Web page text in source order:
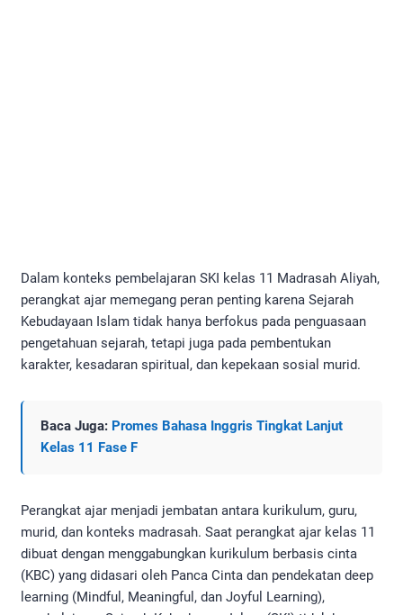
Dalam konteks pembelajaran SKI kelas 11 Madrasah Aliyah,
perangkat ajar memegang peran penting karena Sejarah
Kebudayaan Islam tidak hanya berfokus pada penguasaan
pengetahuan sejarah, tetapi juga pada pembentukan
karakter, kesadaran spiritual, dan kepekaan sosial murid.
Baca Juga: Promes Bahasa Inggris Tingkat Lanjut
Kelas 11 Fase F
Perangkat ajar menjadi jembatan antara kurikulum, guru,
murid, dan konteks madrasah. Saat perangkat ajar kelas 11
dibuat dengan menggabungkan kurikulum berbasis cinta
(KBC) yang didasari oleh Panca Cinta dan pendekatan deep
learning (Mindful, Meaningful, dan Joyful Learning),